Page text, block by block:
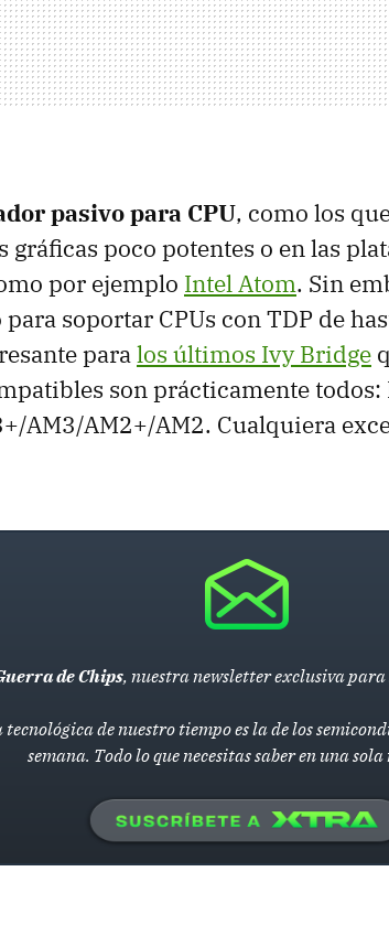
pasivo para CPU, como los
gráficas poco potentes o en las
por ejemplo Intel Atom. Sin
para soportar CPUs conTDP de
paralos últimos Ivy Bridge
son prácticamente
AM3/AM2+/AM2. Cualquiera
de Chips, nuestra newsletter exclusiva
de nuestro tiempo es la de los
semana. Todo lo que necesitas saber en una